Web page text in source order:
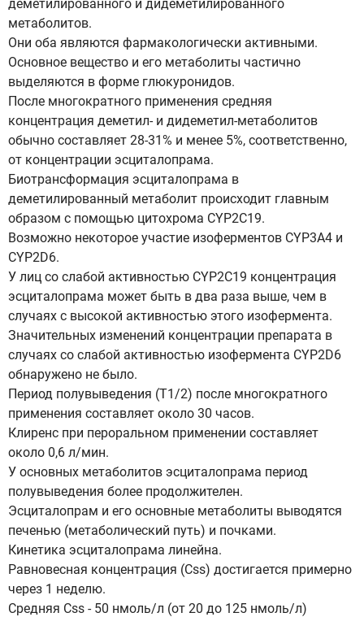
деметилированного и дидеметилированного
метаболитов.
Они оба являются фармакологически активными.
Основное вещество и его метаболиты частично
выделяются в форме глюкуронидов.
После многократного применения средняя
концентрация деметил- и дидеметил-метаболитов
обычно составляет 28-31% и менее 5%, соответственно,
от концентрации эсциталопрама.
Биотрансформация эсциталопрама в
деметилированный метаболит происходит главным
образом с помощью цитохрома CYP2C19.
Возможно некоторое участие изоферментов CYP3A4 и
CYP2D6.
У лиц со слабой активностью CYP2C19 концентрация
эсциталопрама может быть в два раза выше, чем в
случаях с высокой активностью этого изофермента.
Значительных изменений концентрации препарата в
случаях со слабой активностью изофермента CYP2D6
обнаружено не было.
Период полувыведения (Т1/2) после многократного
применения составляет около 30 часов.
Клиренс при пероральном применении составляет
около 0,6 л/мин.
У основных метаболитов эсциталопрама период
полувыведения более продолжителен.
Эсциталопрам и его основные метаболиты выводятся
печенью (метаболический путь) и почками.
Кинетика эсциталопрама линейна.
Равновесная концентрация (Css) достигается примерно
через 1 неделю.
Средняя Css - 50 нмоль/л (от 20 до 125 нмоль/л)